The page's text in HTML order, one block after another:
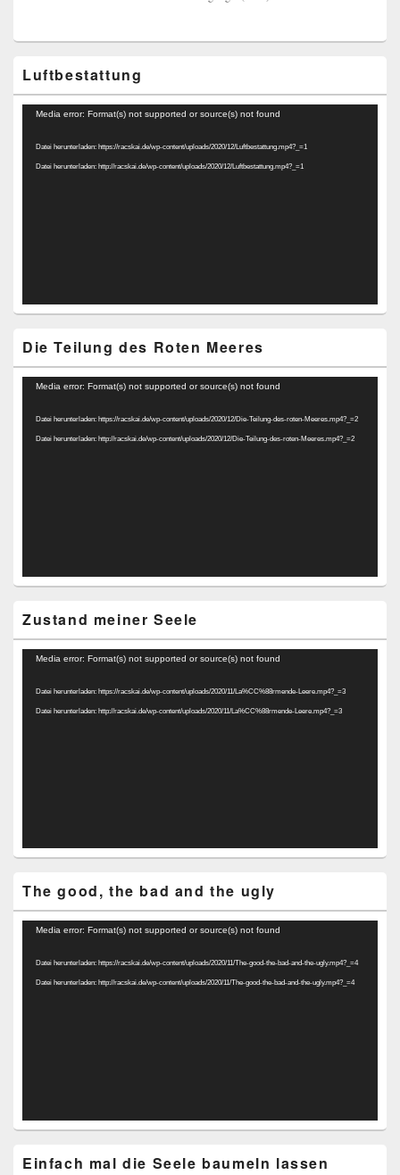
Luftbestattung
Video-
Media error: Format(s) not supported or source(s) not found
Datei herunterladen: https://racskai.de/wp-content/uploads/2020/12/Luftbestattung.mp4?_=1
Datei herunterladen: http://racskai.de/wp-content/uploads/2020/12/Luftbestattung.mp4?_=1
Die Teilung des Roten Meeres
Video-
Media error: Format(s) not supported or source(s) not found
Datei herunterladen: https://racskai.de/wp-content/uploads/2020/12/Die-Teilung-des-roten-Meeres.mp4?_=2
Datei herunterladen: http://racskai.de/wp-content/uploads/2020/12/Die-Teilung-des-roten-Meeres.mp4?_=2
Zustand meiner Seele
Video-
Media error: Format(s) not supported or source(s) not found
Datei herunterladen: https://racskai.de/wp-content/uploads/2020/11/La%CC%88rmende-Leere.mp4?_=3
Datei herunterladen: http://racskai.de/wp-content/uploads/2020/11/La%CC%88rmende-Leere.mp4?_=3
The good, the bad and the ugly
Video-
Media error: Format(s) not supported or source(s) not found
Datei herunterladen: https://racskai.de/wp-content/uploads/2020/11/The-good-the-bad-and-the-ugly.mp4?_=4
Datei herunterladen: http://racskai.de/wp-content/uploads/2020/11/The-good-the-bad-and-the-ugly.mp4?_=4
Einfach mal die Seele baumeln lassen